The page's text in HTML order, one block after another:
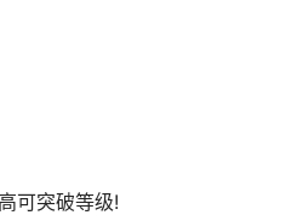
可突破等级!